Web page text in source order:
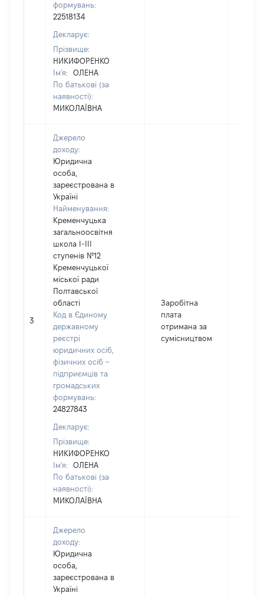
формувань:
22518134
Декларує:
Прізвище:
НИКИФОРЕНКО
Ім'я:
ОЛЕНА
По батькові (за
наявності):
МИКОЛАЇВНА
3
Джерело
доходу:
Юридична
особа,
зареєстрована в
Україні
Найменування:
Кременчуцька
загальноосвітня
школа І-ІІІ
ступенів №12
Кременчуцької
міської ради
Полтавської
області
Код в Єдиному
державному
реєстрі
юридичних осіб,
фізичних осіб –
підприємців та
громадських
формувань:
24827843
Декларує:
Прізвище:
НИКИФОРЕНКО
Ім'я:
ОЛЕНА
По батькові (за
наявності):
МИКОЛАЇВНА
Заробітна
плата
отримана за
сумісництвом
Джерело
доходу:
Юридична
особа,
зареєстрована в
Україні